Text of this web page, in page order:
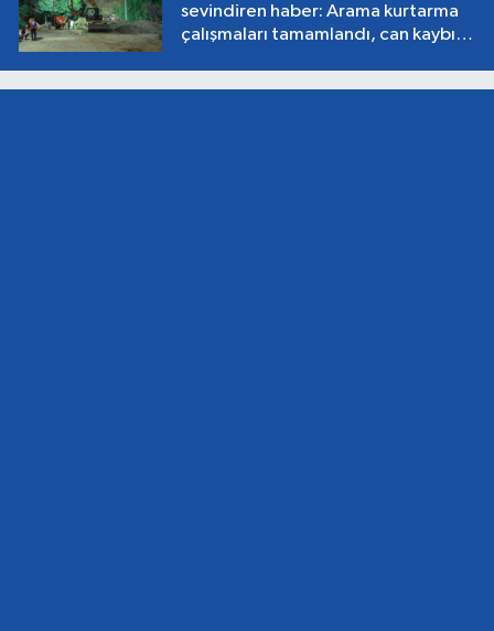
sevindiren haber: Arama kurtarma
çalışmaları tamamlandı, can kaybı